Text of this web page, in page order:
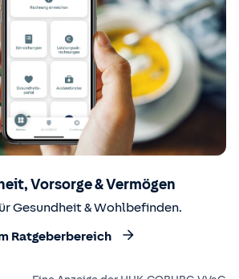
Vorsorge & Vermögen
Gesundheit & Wohlbefinden.
Ratgeberbereich